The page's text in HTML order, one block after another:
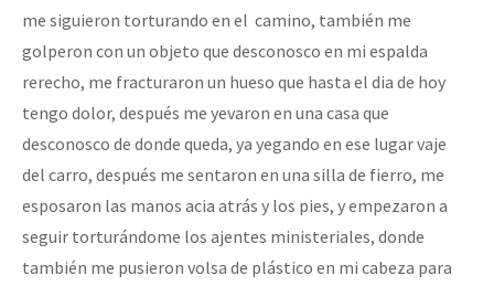
me siguieron torturando en el camino, también me
golperon con un objeto que desconosco en mi espalda
rerecho, me fracturaron un hueso que hasta el dia de hoy
tengo dolor, después me yevaron en una casa que
desconosco de donde queda, ya yegando en ese lugar vaje
del carro, después me sentaron en una silla de fierro, me
esposaron las manos acia atrás y los pies, y empezaron a
seguir torturándome los ajentes ministeriales, donde
también me pusieron volsa de plástico en mi cabeza para